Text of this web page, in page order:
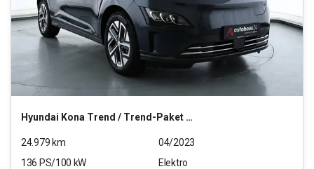
Hyundai Kona Trend / Trend-Paket Elektro 2WD
24.979 km
04/2023
136 PS/100 kW
Elektro